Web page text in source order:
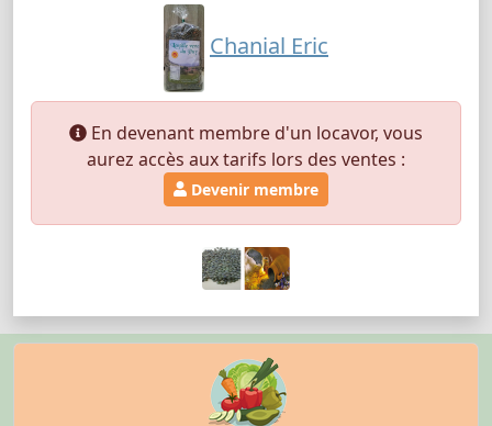
Chanial Eric
En devenant membre d'un locavor, vous
aurez accès aux tarifs lors des ventes :
Devenir membre